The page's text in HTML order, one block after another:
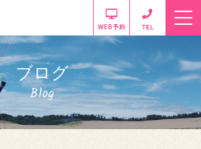
ブログ
Blog